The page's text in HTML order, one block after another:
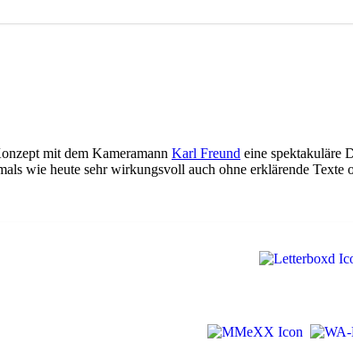
mit dem Kameramann Karl Freund eine spektakuläre
wie heute sehr wirkungsvoll auch ohne erklärende